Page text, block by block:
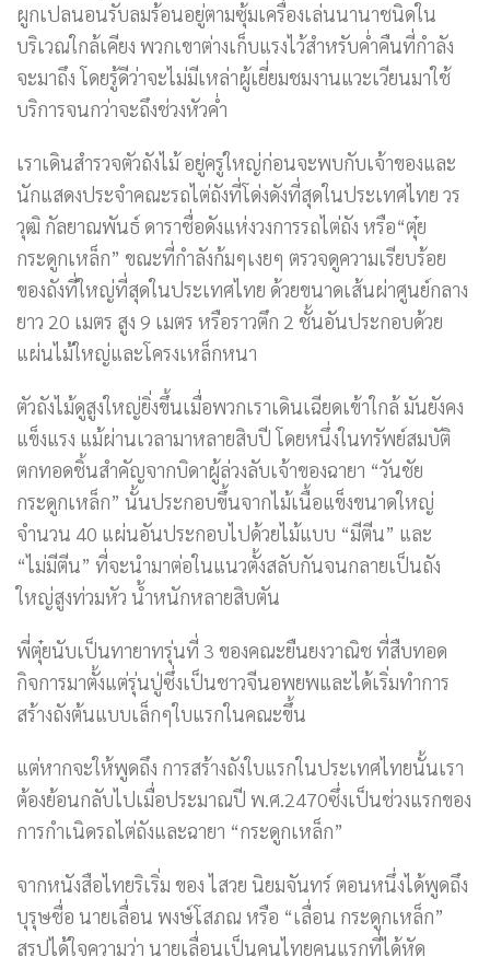
ผูกเปลนอนรับลมร้อนอยู่ตามซุ้มเครื่องเล่นนานาชนิดใน
บริเวณใกล้เคียง พวกเขาต่างเก็บแรงไว้สำหรับค่ำคืนที่กำลัง
จะมาถึง โดยรู้ดีว่าจะไม่มีเหล่าผู้เยี่ยมชมงานแวะเวียนมาใช้
บริการจนกว่าจะถึงช่วงหัวค่ำ
เราเดินสำรวจตัวถังไม้ อยู่ครู่ใหญ่ก่อนจะพบกับเจ้าของและ
นักแสดงประจำคณะรถไต่ถังที่โด่งดังที่สุดในประเทศไทย วร
วุฒิ กัลยาณพันธ์ ดาราชื่อดังแห่งวงการรถไต่ถัง หรือ“ตุ๋ย
กระดูกเหล็ก” ขณะที่กำลังก้มๆเงยๆ ตรวจดูความเรียบร้อย
ของถังที่ใหญ่ที่สุดในประเทศไทย ด้วยขนาดเส้นผ่าศูนย์กลาง
ยาว 20 เมตร สูง 9 เมตร หรือราวตึก 2 ชั้นอันประกอบด้วย
แผ่นไม้ใหญ่และโครงเหล็กหนา
ตัวถังไม้ดูสูงใหญ่ยิ่งขึ้นเมื่อพวกเราเดินเฉียดเข้าใกล้ มันยังคง
แข็งแรง แม้ผ่านเวลามาหลายสิบปี โดยหนึ่งในทรัพย์สมบัติ
ตกทอดชิ้นสำคัญจากบิดาผู้ล่วงลับเจ้าของฉายา “วันชัย
กระดูกเหล็ก” นั้นประกอบขึ้นจากไม้เนื้อแข็งขนาดใหญ่
จำนวน 40 แผ่นอันประกอบไปด้วยไม้แบบ “มีตีน” และ
“ไม่มีตีน” ที่จะนำมาต่อในแนวตั้งสลับกันจนกลายเป็นถัง
ใหญ่สูงท่วมหัว น้ำหนักหลายสิบตัน
พี่ตุ๋ยนับเป็นทายาทรุ่นที่ 3 ของคณะยืนยงวาณิช ที่สืบทอด
กิจการมาตั้งแต่รุ่นปู่ซึ่งเป็นชาวจีนอพยพและได้เริ่มทำการ
สร้างถังต้นแบบเล็กๆใบแรกในคณะขึ้น
แต่หากจะให้พูดถึง การสร้างถังใบแรกในประเทศไทยนั้นเรา
ต้องย้อนกลับไปเมื่อประมาณปี พ.ศ.2470ซึ่งเป็นช่วงแรกของ
การกำเนิดรถไต่ถังและฉายา “กระดูกเหล็ก”
จากหนังสือไทยริเริ่ม ของ ไสวย นิยมจันทร์ ตอนหนึ่งได้พูดถึง
บุรุษชื่อ นายเลื่อน พงษ์โสภณ หรือ “เลื่อน กระดูกเหล็ก”
สรุปได้ใจความว่า นายเลื่อนเป็นคนไทยคนแรกที่ได้หัด